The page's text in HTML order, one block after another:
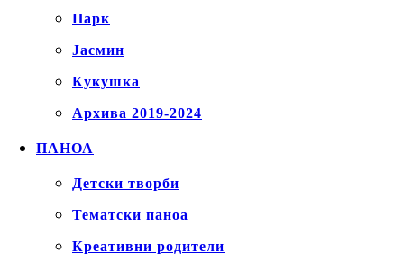
Парк
Јасмин
Кукушка
Архива 2019-2024
ПАНОА
Детски творби
Тематски паноа
Креативни родители